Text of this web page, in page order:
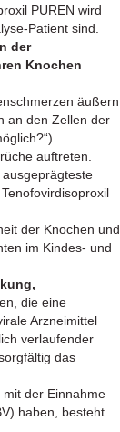
PUREN wird
Patient sind.
der
Knochen
äußern
an den Zellen der
auftreten.
der Knochen und
im Kindes- und
die eine
Arzneimittel
verlaufender
das
mit der Einnahme
haben, besteht